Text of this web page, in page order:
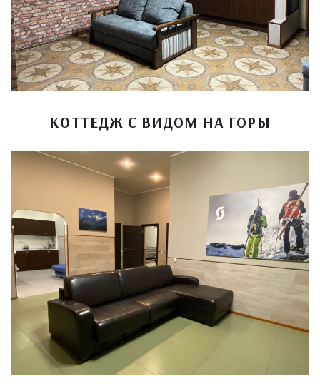
КОТТЕДЖ С ВИДОМ НА ГОРЫ